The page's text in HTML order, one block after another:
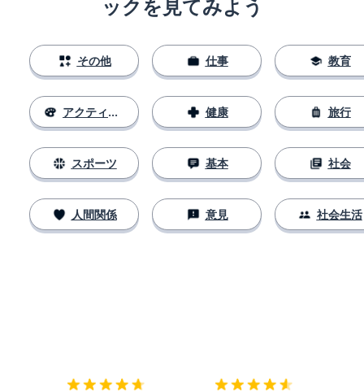
ックを見てみよう
その他
アクティビティ
スポーツ
人間関係
仕事
健康
基本
意見
教育
旅行
社会
社会生活